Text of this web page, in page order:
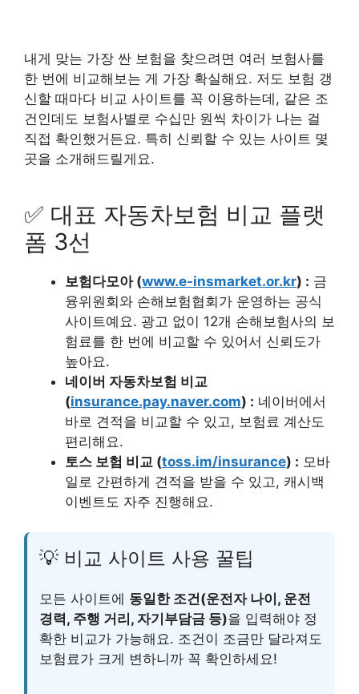
내게 맞는 가장 싼 보험을 찾으려면 여러 보험사를
한 번에 비교해보는 게 가장 확실해요. 저도 보험 갱
신할 때마다 비교 사이트를 꼭 이용하는데, 같은 조
건인데도 보험사별로 수십만 원씩 차이가 나는 걸
직접 확인했거든요. 특히 신뢰할 수 있는 사이트 몇
곳을 소개해드릴게요.
✅ 대표 자동차보험 비교 플랫
폼 3선
보험다모아 (www.e-insmarket.or.kr) : 금
융위원회와 손해보험협회가 운영하는 공식
사이트예요. 광고 없이 12개 손해보험사의 보
험료를 한 번에 비교할 수 있어서 신뢰도가
높아요.
네이버 자동차보험 비교
(insurance.pay.naver.com) : 네이버에서
바로 견적을 비교할 수 있고, 보험료 계산도
편리해요.
토스 보험 비교 (toss.im/insurance) : 모바
일로 간편하게 견적을 받을 수 있고, 캐시백
이벤트도 자주 진행해요.
💡 비교 사이트 사용 꿀팁
모든 사이트에 동일한 조건(운전자 나이, 운전
경력, 주행 거리, 자기부담금 등)을 입력해야 정
확한 비교가 가능해요. 조건이 조금만 달라져도
보험료가 크게 변하니까 꼭 확인하세요!